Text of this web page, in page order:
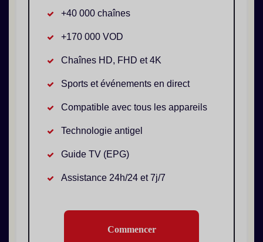
+40 000 chaînes
+170 000 VOD
Chaînes HD, FHD et 4K
Sports et événements en direct
Compatible avec tous les appareils
Technologie antigel
Guide TV (EPG)
Assistance 24h/24 et 7j/7
Commencer